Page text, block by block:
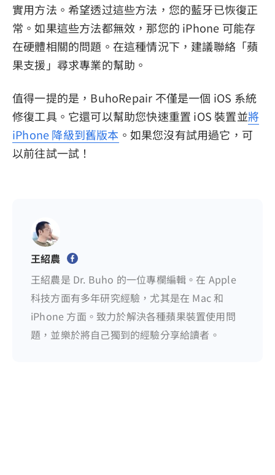
實用方法。希望透过這些方法，您的藍牙已恢復正
常。如果這些方法都無效，那您的 iPhone 可能存
在硬體相關的問題。在這種情況下，建議聯絡「蘋
果支援」尋求專業的幫助。
值得一提的是，BuhoRepair 不僅是一個 iOS 系統
修復工具。它還可以幫助您快速重置 iOS 裝置並將
iPhone 降級到舊版本 。如果您沒有試用過它，可
以前往試一試！
王紹農
王紹農是 Dr. Buho 的一位專欄編輯。在 Apple
科技方面有多年研究經驗，尤其是在 Mac 和
iPhone 方面。致力於解決各種蘋果裝置使用問
題，並樂於將自己獨到的經驗分享給讀者。